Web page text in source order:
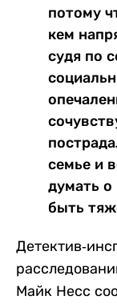
потому
кем
судя по
семье и
думать о
быть
Детектив-
Майк Несс